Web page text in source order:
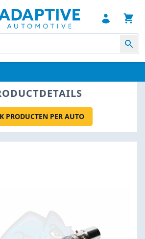
PRODUCTEN PER AUTO